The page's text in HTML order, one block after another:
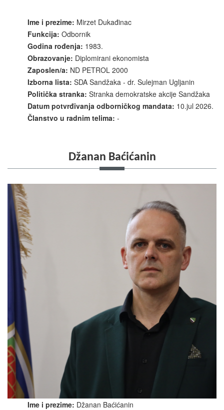
Ime i prezime: Mirzet Dukađinac
Funkcija: Odbornik
Godina rođenja: 1983.
Obrazovanje: Diplomirani ekonomista
Zaposlen/a: ND PETROL 2000
Izborna lista: SDA Sandžaka - dr. Sulejman Ugljanin
Politička stranka: Stranka demokratske akcije Sandžaka
Datum potvrđivanja odborničkog mandata: 10.jul 2026.
Članstvo u radnim telima: -
Džanan Baćićanin
Ime i prezime: Džanan Baćićanin